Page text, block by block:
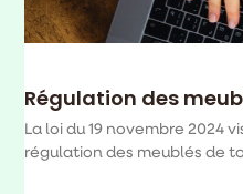
Régulation des
La loi du 19 novembre 2024
régulation des meublés de